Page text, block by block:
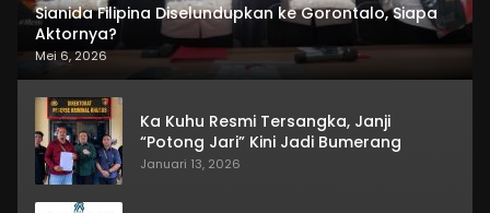
Sianida Filipina Diselundupkan ke Gorontalo, Siapa
Aktornya?
Mei 6, 2026
Ka Kuhu Resmi Tersangka, Janji
“Potong Jari” Kini Jadi Bumerang
Januari 13, 2026